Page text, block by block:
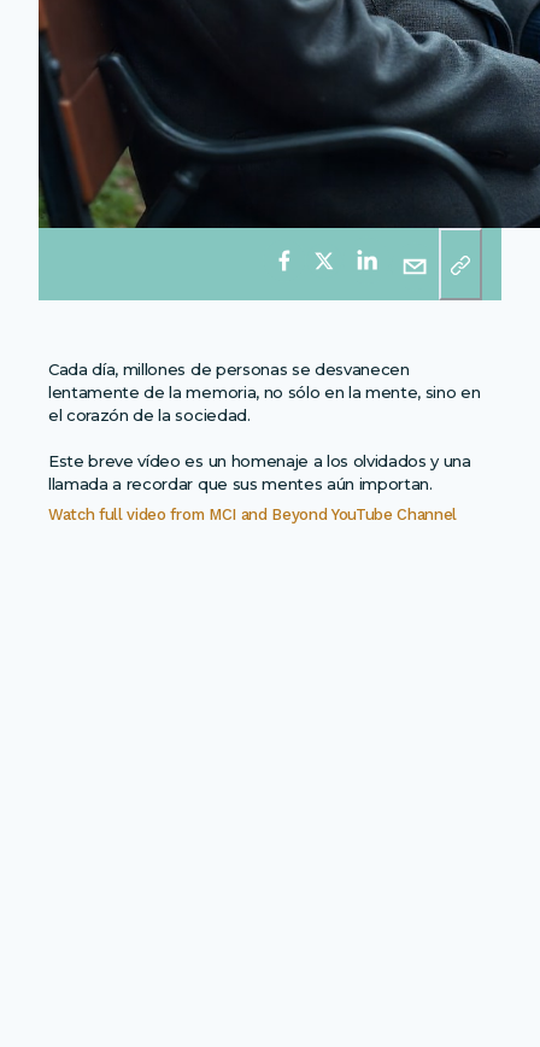
Cada día, millones de personas se desvanecen
lentamente de la memoria, no sólo en la mente, sino en
el corazón de la sociedad.
Este breve vídeo es un homenaje a los olvidados y una
llamada a recordar que sus mentes aún importan.
Watch full video from MCI and Beyond YouTube Channel